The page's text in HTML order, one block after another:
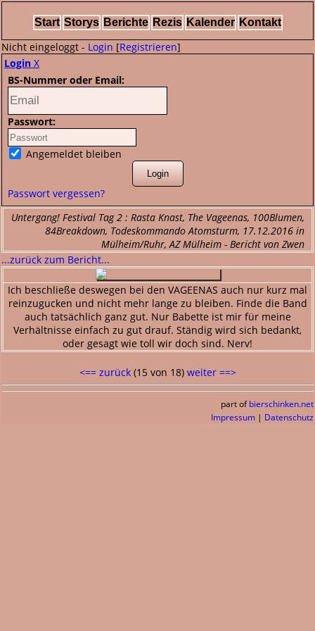
Start Storys Berichte Rezis Kalender Kontakt
Nicht eingeloggt - Login [Registrieren]
Login X
BS-Nummer oder Email:
Passwort:
Angemeldet bleiben
Passwort vergessen?
Untergang! Festival Tag 2 : Rasta Knast, The Vageenas, 100Blumen,
84Breakdown, Todeskommando Atomsturm, 17.12.2016 in
Mülheim/Ruhr, AZ Mülheim - Bericht von Zwen
...zurück zum Bericht...
Ich beschließe deswegen bei den VAGEENAS auch nur kurz mal
reinzugucken und nicht mehr lange zu bleiben. Finde die Band
auch tatsächlich ganz gut. Nur Babette ist mir für meine
Verhältnisse einfach zu gut drauf. Ständig wird sich bedankt,
oder gesagt wie toll wir doch sind. Nerv!
<== zurück(15 von 18) weiter ==>
part of bierschinken.net
Impressum | Datenschutz